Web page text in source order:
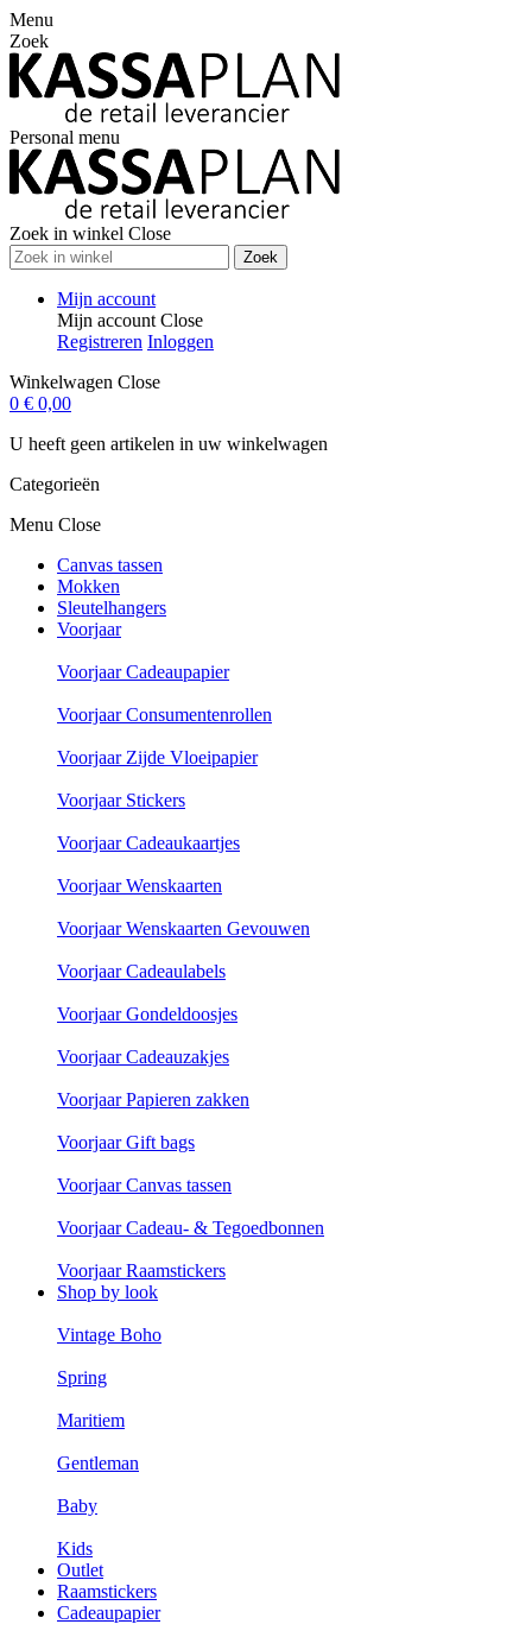
Menu
Zoek
Personal menu
Zoek in winkel Close
Zoek
Mijn account
Mijn account Close
Registreren Inloggen
Winkelwagen Close
0 € 0,00
U heeft geen artikelen in uw winkelwagen
Categorieën
Menu Close
Canvas tassen
Mokken
Sleutelhangers
Voorjaar
Voorjaar Cadeaupapier
Voorjaar Consumentenrollen
Voorjaar Zijde Vloeipapier
Voorjaar Stickers
Voorjaar Cadeaukaartjes
Voorjaar Wenskaarten
Voorjaar Wenskaarten Gevouwen
Voorjaar Cadeaulabels
Voorjaar Gondeldoosjes
Voorjaar Cadeauzakjes
Voorjaar Papieren zakken
Voorjaar Gift bags
Voorjaar Canvas tassen
Voorjaar Cadeau- & Tegoedbonnen
Voorjaar Raamstickers
Shop by look
Vintage Boho
Spring
Maritiem
Gentleman
Baby
Kids
Outlet
Raamstickers
Cadeaupapier